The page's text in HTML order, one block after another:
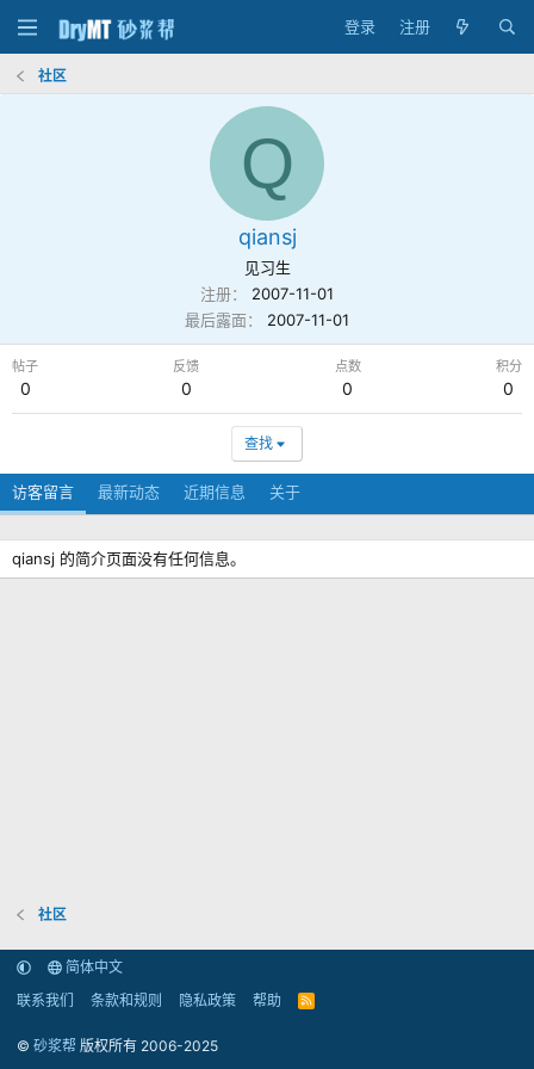
登录 注册
社区
Q
qiansj
见习生
注册
2007-11-01
最后露面
2007-11-01
帖子
0
反馈
0
点数
0
积分
0
查找
访客留言 最新动态 近期信息 关于
qiansj 的简介页面没有任何信息。
社区
简体中文
联系我们
条款和规则 隐私政策 帮助
R
© 砂浆帮 版权所有 2006-2025